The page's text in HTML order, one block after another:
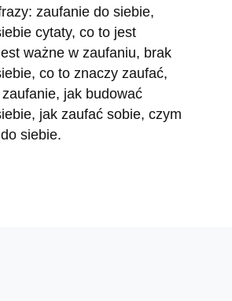
zaufanie do siebie,
cytaty, co to jest
ważne w zaufaniu, brak
co to znaczy zaufać,
jak budować
jak zaufać sobie, czym
siebie.